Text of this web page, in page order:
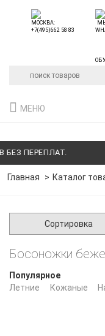
ПЕРЕПЛАТ.
МЕНЮ
Главная Каталог
Сортировка
Популярное
Летние
Кожаные
Босоножки